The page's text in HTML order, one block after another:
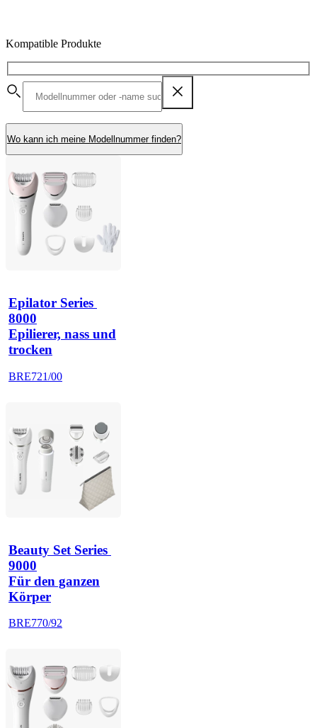
Kompatible Produkte
Wo kann ich meine Modellnummer finden?
Epilator Series
8000
Epilierer, nass und
trocken
BRE721/00
Beauty Set Series
9000
Für den ganzen
Körper
BRE770/92